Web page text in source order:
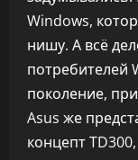
Windows,
нишу. А всё
потребителей
поколение,
Asus же
концепт